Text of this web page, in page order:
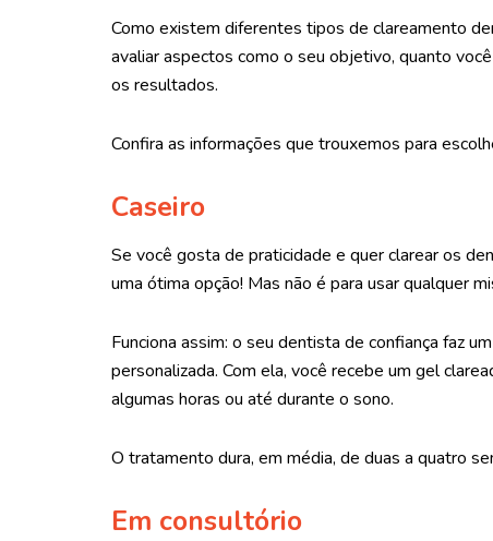
Como existem diferentes tipos de clareamento
avaliar aspectos como o seu objetivo, quanto
os resultados.
Confira as informações que trouxemos para
Caseiro
Se você gosta de praticidade e quer clarear os
uma ótima opção! Mas não é para usar qualquer
Funciona assim: o seu dentista de confiança faz
personalizada. Com ela, você recebe um gel
algumas horas ou até durante o sono.
O tratamento dura, em média, de duas a quatro
Em consultório